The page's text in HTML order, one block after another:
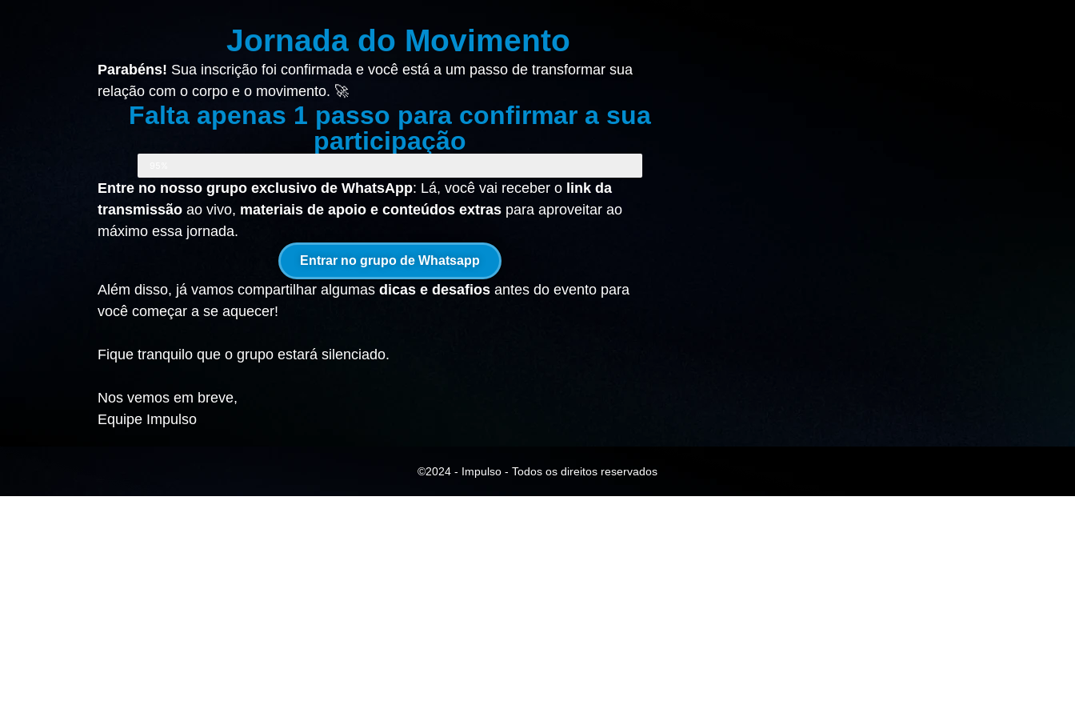
Jornada do Movimento
Parabéns! Sua inscrição foi confirmada e você está a um passo de transformar sua
relação com o corpo e o movimento. 🚀
Falta apenas 1 passo para confirmar a sua
participação
Entre no nosso grupo exclusivo de WhatsApp: Lá, você vai receber o link da
transmissão ao vivo, materiais de apoio e conteúdos extras para aproveitar ao
máximo essa jornada.
Entrar no grupo de Whatsapp
Além disso, já vamos compartilhar algumas dicas e desafios antes do evento para
você começar a se aquecer!
Fique tranquilo que o grupo estará silenciado.
Nos vemos em breve,
Equipe Impulso
©2024 - Impulso - Todos os direitos reservados